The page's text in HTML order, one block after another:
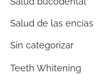
Salud de las encías
Sin categorizar
Teeth Whitening